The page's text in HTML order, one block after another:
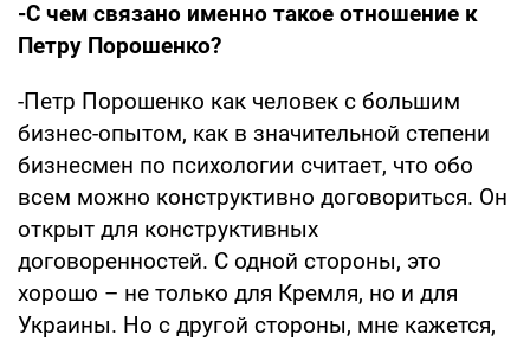
-С чем связано именно такое отношение к
Петру Порошенко?
-Петр Порошенко как человек с большим
бизнес-опытом, как в значительной степени
бизнесмен по психологии считает, что обо
всем можно конструктивно договориться. Он
открыт для конструктивных
договоренностей. С одной стороны, это
хорошо – не только для Кремля, но и для
Украины. Но с другой стороны, мне кажется,